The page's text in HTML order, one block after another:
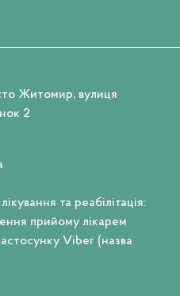
Житомир, вулиця
2
та реабілітація:
прийому лікарем
Viber (назва